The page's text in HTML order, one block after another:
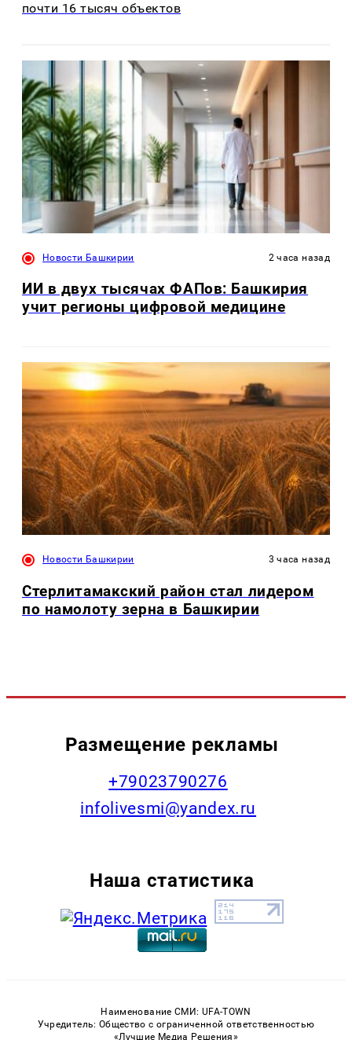
почти 16 тысяч объектов
Новости Башкирии 2 часа назад
ИИ в двух тысячах ФАПов: Башкирия
учит регионы цифровой медицине
Новости Башкирии 3 часа назад
Стерлитамакский район стал лидером
по намолоту зерна в Башкирии
Размещение рекламы
+79023790276
infolivesmi@yandex.ru
Наша статистика
Наименование СМИ: UFA-TOWN
Учредитель: Общество с ограниченной ответственностью
«Лучшие Медиа Решения»